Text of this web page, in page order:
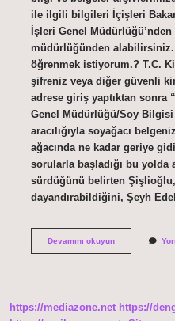
ile ilgili bilgileri İçişleri
İşleri Genel
müdürlüğünden
öğrenmek istiyorum.? T.C.
şifreniz veya diğer güvenli
adrese giriş yaptıktan sonra
Genel Müdürlüğü/Soy
aracılığıyla soyağacı
ağacında ne kadar geriye
sorularla başladığı bu yolda
sürdüğünü belirten
dayandırabildiğini, Şeyh
Devamını okuyun1800
https://mediazone.net https://